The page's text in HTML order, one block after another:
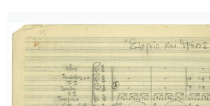
[Φάκελος] GR-As-MTH-
[Φάκελος] GR-As-MTH-
[Φάκελος] GR-As-MTH-
[Φάκελος] GR-As-MTH-
[Φάκελος] GR-As-MTH-